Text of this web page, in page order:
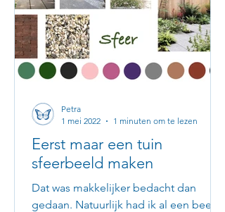
Eerst maar een tuin
sfeerbeeld maken
Dat was makkelijker bedacht dan
gedaan. Natuurlijk had ik al een beetje
Petra
1 mei 2022
1 minuten om te lezen